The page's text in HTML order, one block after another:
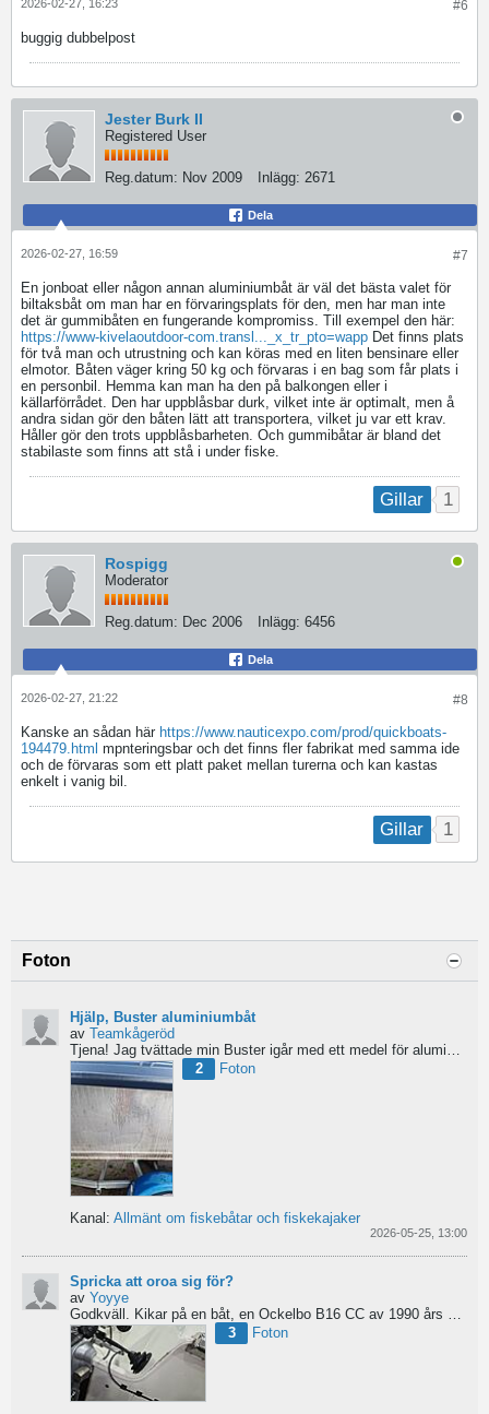
#6
2026-02-27, 16:23
buggig dubbelpost
Jester Burk II
Registered User
Reg.datum: Nov 2009 Inlägg: 2671
Dela
#7
2026-02-27, 16:59
En jonboat eller någon annan aluminiumbåt är väl det bästa valet för
biltaksbåt om man har en förvaringsplats för den, men har man inte
det är gummibåten en fungerande kompromiss. Till exempel den här:
https://www-kivelaoutdoor-com.transl..._x_tr_pto=wapp Det finns plats
för två man och utrustning och kan köras med en liten bensinare eller
elmotor. Båten väger kring 50 kg och förvaras i en bag som får plats i
en personbil. Hemma kan man ha den på balkongen eller i
källarförrådet. Den har uppblåsbar durk, vilket inte är optimalt, men å
andra sidan gör den båten lätt att transportera, vilket ju var ett krav.
Håller gör den trots uppblåsbarheten. Och gummibåtar är bland det
stabilaste som finns att stå i under fiske.
Gillar 1
Rospigg
Moderator
Reg.datum: Dec 2006 Inlägg: 6456
Dela
#8
2026-02-27, 21:22
Kanske an sådan här https://www.nauticexpo.com/prod/quickboats-
194479.html mpnteringsbar och det finns fler fabrikat med samma ide
och de förvaras som ett platt paket mellan turerna och kan kastas
enkelt i vanig bil.
Gillar 1
Foton
Hjälp, Buster aluminiumbåt
av Teamkågeröd
Tjena! Jag tvättade min Buster igår med ett medel för aluminiumbåtar och nu blev ytan konstig/flammig...
2
Foton
Kanal: Allmänt om fiskebåtar och fiskekajaker
2026-05-25, 13:00
Spricka att oroa sig för?
av Yoyye
Godkväll. Kikar på en båt, en Ockelbo B16 CC av 1990 års modell, men skulle behöva lite...
3
Foton